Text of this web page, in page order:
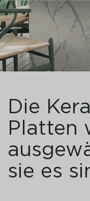
Die
Platten
sie es